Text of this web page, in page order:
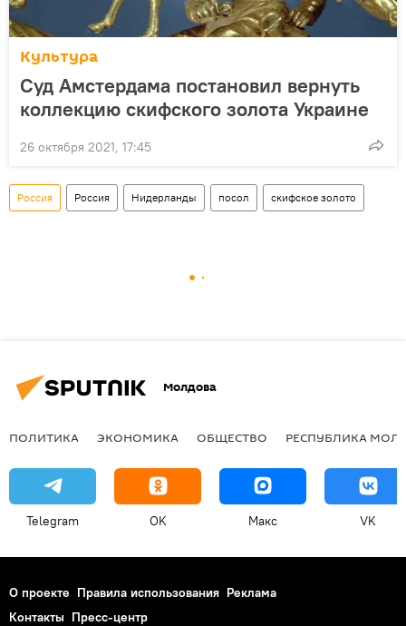
Культура
Суд Амстердама постановил вернуть
коллекцию скифского золота Украине
26 октября 2021, 17:45
Россия Россия Нидерланды посол скифское золото
Молдова
ПОЛИТИКА ЭКОНОМИКА ОБЩЕСТВО РЕСПУБЛИКА
Telegram OK Макс VK
О проекте Правила использования Реклама
Контакты Пресс-центр